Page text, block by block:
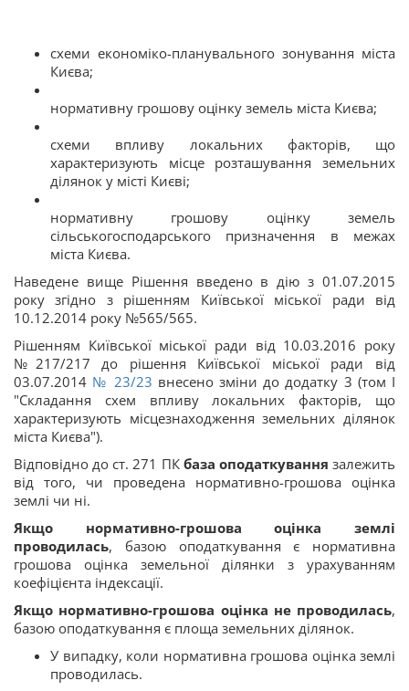
схеми економіко-планувального зонування міста
Києва;
нормативну грошову оцінку земель міста Києва;
схеми впливу локальних факторів, що
характеризують місце розташування земельних
ділянок у місті Києві;
нормативну грошову оцінку земель
сільськогосподарського призначення в межах
міста Києва.
Наведене вище Рішення введено в дію з 01.07.2015
року згідно з рішенням Київської міської ради від
10.12.2014 року №565/565.
Рішенням Київської міської ради від 10.03.2016 року
№217/217 до рішення Київської міської ради від
03.07.2014 № 23/23 внесено зміни до додатку 3 (том I
"Складання схем впливу локальних факторів, що
характеризують місцезнаходження земельних ділянок
міста Києва").
Відповідно до ст. 271 ПК база оподаткування залежить
від того, чи проведена нормативно-грошова оцінка
землі чи ні.
Якщо нормативно-грошова оцінка землі
проводилась, базою оподаткування є нормативна
грошова оцінка земельної ділянки з урахуванням
коефіцієнта індексації.
Якщо нормативно-грошова оцінка не проводилась,
базою оподаткування є площа земельних ділянок.
У випадку, коли нормативна грошова оцінка землі
проводилась.